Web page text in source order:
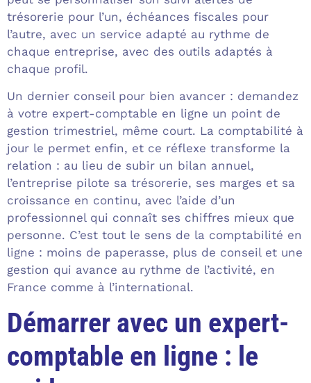
trésorerie pour l’un, échéances fiscales pour
l’autre, avec un service adapté au rythme de
chaque entreprise, avec des outils adaptés à
chaque profil.
Un dernier conseil pour bien avancer : demandez
à votre expert-comptable en ligne un point de
gestion trimestriel, même court. La comptabilité à
jour le permet enfin, et ce réflexe transforme la
relation : au lieu de subir un bilan annuel,
l’entreprise pilote sa trésorerie, ses marges et sa
croissance en continu, avec l’aide d’un
professionnel qui connaît ses chiffres mieux que
personne. C’est tout le sens de la comptabilité en
ligne : moins de paperasse, plus de conseil et une
gestion qui avance au rythme de l’activité, en
France comme à l’international.
Démarrer avec un expert-
comptable en ligne : le